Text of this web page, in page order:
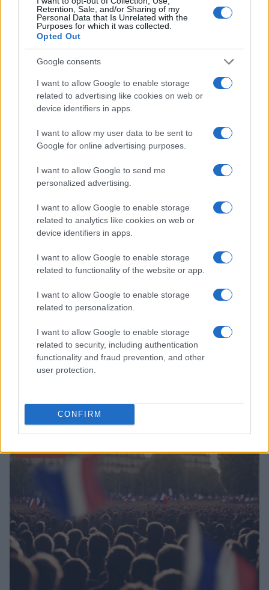
Retention, Sale, and/or Sharing of my
Personal Data that Is Unrelated with the
Purposes for which it was collected.
Opted Out
Google consents
I want to allow Google to enable storage
related to advertising like cookies on web or
device identifiers in apps.
I want to allow my user data to be sent to
Google for online advertising purposes.
I want to allow Google to send me
personalized advertising.
I want to allow Google to enable storage
related to analytics like cookies on web or
device identifiers in apps.
I want to allow Google to enable storage
related to functionality of the website or app.
I want to allow Google to enable storage
related to personalization.
I want to allow Google to enable storage
related to security, including authentication
functionality and fraud prevention, and other
user protection.
CONFIRM
À lire aussi
Rétablir la Sécurité Après un Cambriolage : Solutions Rapides
Infos Rédaction · 12 Déc 2024
Grégory Delaplace : morts débordent cadres funéraires
Infos Rédaction · 1 Nov 2024
ACTUALITÉ